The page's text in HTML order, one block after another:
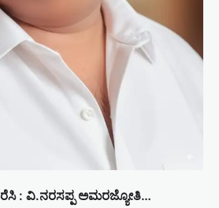
: ವಿ.ನರಸಪ್ಪ ಅಮರಜ್ಯೋತಿ…